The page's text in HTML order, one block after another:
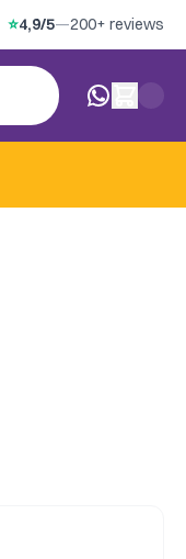
⭐4,9/5—200+ reviews
0 items in